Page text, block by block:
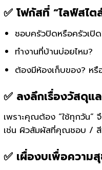
✅ โฟกัสที่ “ไลฟ์สไต
ชอบครัวปิดหรือครัวเปิ
ทำงานที่บ้านบ่อยไหม?
ต้องมีห้องเก็บของ? หรื
✅ ลงลึกเรื่องวัสดุแ
เพราะคุณต้อง “ใช้ทุกวัน”
เช่น ผิวสัมผัสที่คุณชอบ / สี
✅ เผื่องบเพื่อความ